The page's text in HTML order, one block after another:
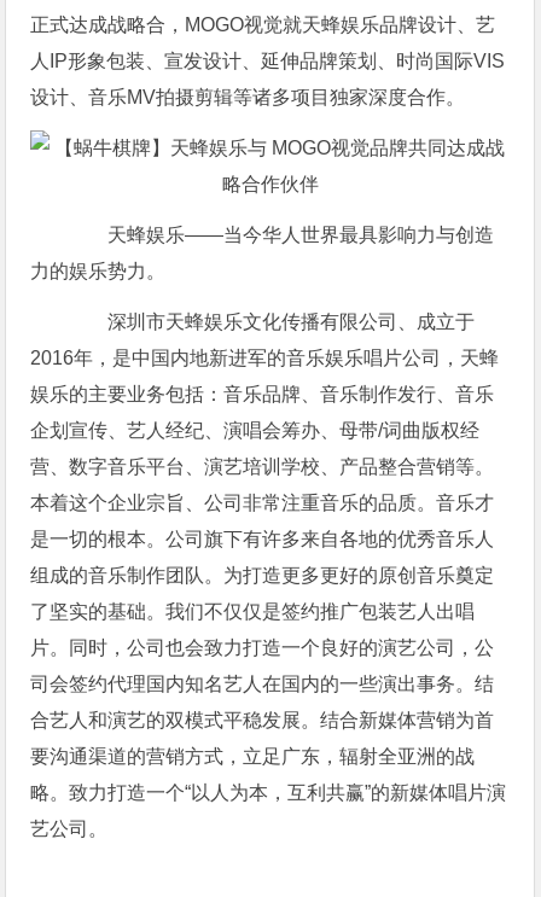
正式达成战略合，MOGO视觉就天蜂娱乐品牌设计、艺
人IP形象包装、宣发设计、延伸品牌策划、时尚国际VIS
设计、音乐MV拍摄剪辑等诸多项目独家深度合作。
天蜂娱乐——当今华人世界最具影响力与创造
力的娱乐势力。
深圳市天蜂娱乐文化传播有限公司、成立于
2016年，是中国内地新进军的音乐娱乐唱片公司，天蜂
娱乐的主要业务包括：音乐品牌、音乐制作发行、音乐
企划宣传、艺人经纪、演唱会筹办、母带/词曲版权经
营、数字音乐平台、演艺培训学校、产品整合营销等。
本着这个企业宗旨、公司非常注重音乐的品质。音乐才
是一切的根本。公司旗下有许多来自各地的优秀音乐人
组成的音乐制作团队。为打造更多更好的原创音乐奠定
了坚实的基础。我们不仅仅是签约推广包装艺人出唱
片。同时，公司也会致力打造一个良好的演艺公司，公
司会签约代理国内知名艺人在国内的一些演出事务。结
合艺人和演艺的双模式平稳发展。结合新媒体营销为首
要沟通渠道的营销方式，立足广东，辐射全亚洲的战
略。致力打造一个“以人为本，互利共赢”的新媒体唱片演
艺公司。